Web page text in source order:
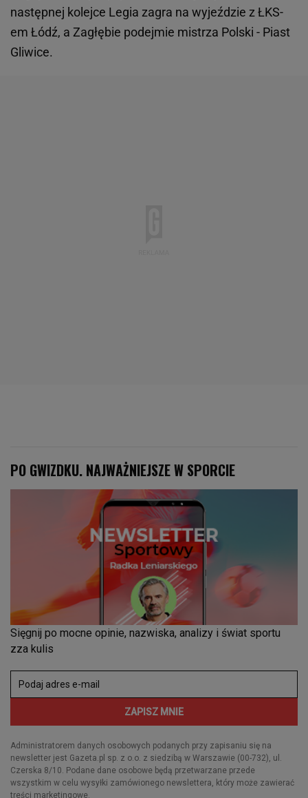
następnej kolejce Legia zagra na wyjeździe z ŁKS-
em Łódź, a Zagłębie podejmie mistrza Polski - Piast
Gliwice.